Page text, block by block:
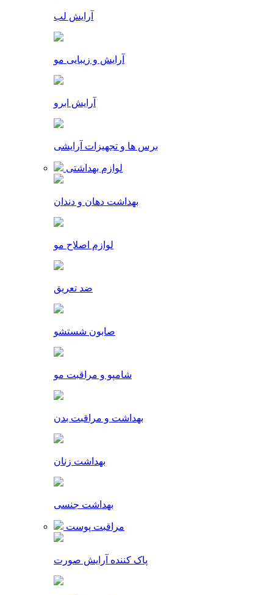
آرایش لب
آرایش و زیبایی مو
آرایش ابرو
برس ها و تجهیزات آرایشی
لوازم بهداشتی
بهداشت دهان و دندان
لوازم اصلاح مو
ضد تعریق
صابون شستشو
شامپو و مراقبت مو
بهداشت و مراقبت بدن
بهداشت زنان
بهداشت جنسی
مراقبت پوست
پاک کننده آرایش صورت